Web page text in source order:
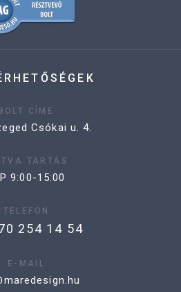
BOLT CÍME
Csókai u. 4.
TARTÁS
9:00-15:00
TELEFON
254 14 54
E-MAIL